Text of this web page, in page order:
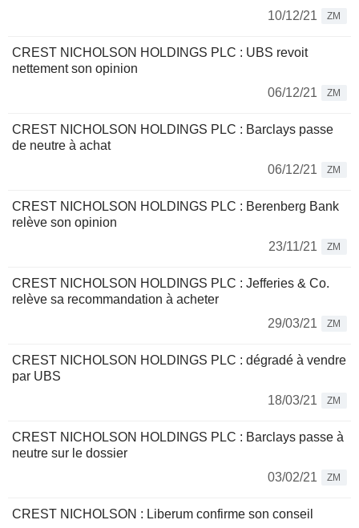
10/12/21
ZM
CREST NICHOLSON HOLDINGS PLC : UBS revoit
nettement son opinion
06/12/21
ZM
CREST NICHOLSON HOLDINGS PLC : Barclays passe
de neutre à achat
06/12/21
ZM
CREST NICHOLSON HOLDINGS PLC : Berenberg Bank
relève son opinion
23/11/21
ZM
CREST NICHOLSON HOLDINGS PLC : Jefferies & Co.
relève sa recommandation à acheter
29/03/21
ZM
CREST NICHOLSON HOLDINGS PLC : dégradé à vendre
par UBS
18/03/21
ZM
CREST NICHOLSON HOLDINGS PLC : Barclays passe à
neutre sur le dossier
03/02/21
ZM
CREST NICHOLSON : Liberum confirme son conseil